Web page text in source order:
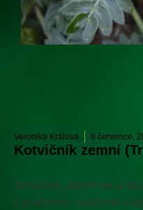
Veronika Králová 8 července,
Kotvičník zemní
Kotvičník zemní se u
označením rostlinná